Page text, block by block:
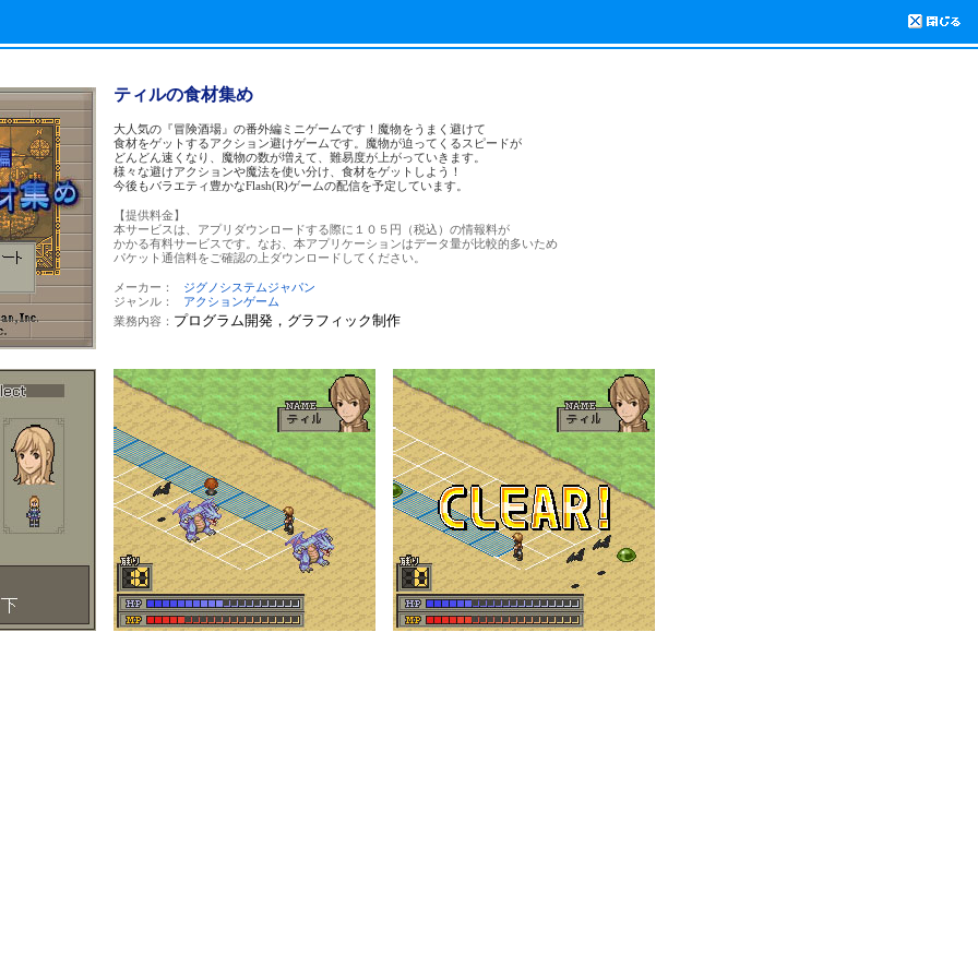
ティルの食材集め
大人気の『冒険酒場』の番外編ミニゲームです！魔物をうまく避けて
食材をゲットするアクション避けゲームです。魔物が迫ってくるスピードが
どんどん速くなり、魔物の数が増えて、難易度が上がっていきます。
様々な避けアクションや魔法を使い分け、食材をゲットしよう！
今後もバラエティ豊かなFlash(R)ゲームの配信を予定しています。
【提供料金】
本サービスは、アプリダウンロードする際に１０５円（税込）の情報料が
かかる有料サービスです。なお、本アプリケーションはデータ量が比較的多いため
パケット通信料をご確認の上ダウンロードしてください。
メーカー：
ジグノシステムジャパン
ジャンル：
アクションゲーム
業務内容： プログラム開発，グラフィック制作